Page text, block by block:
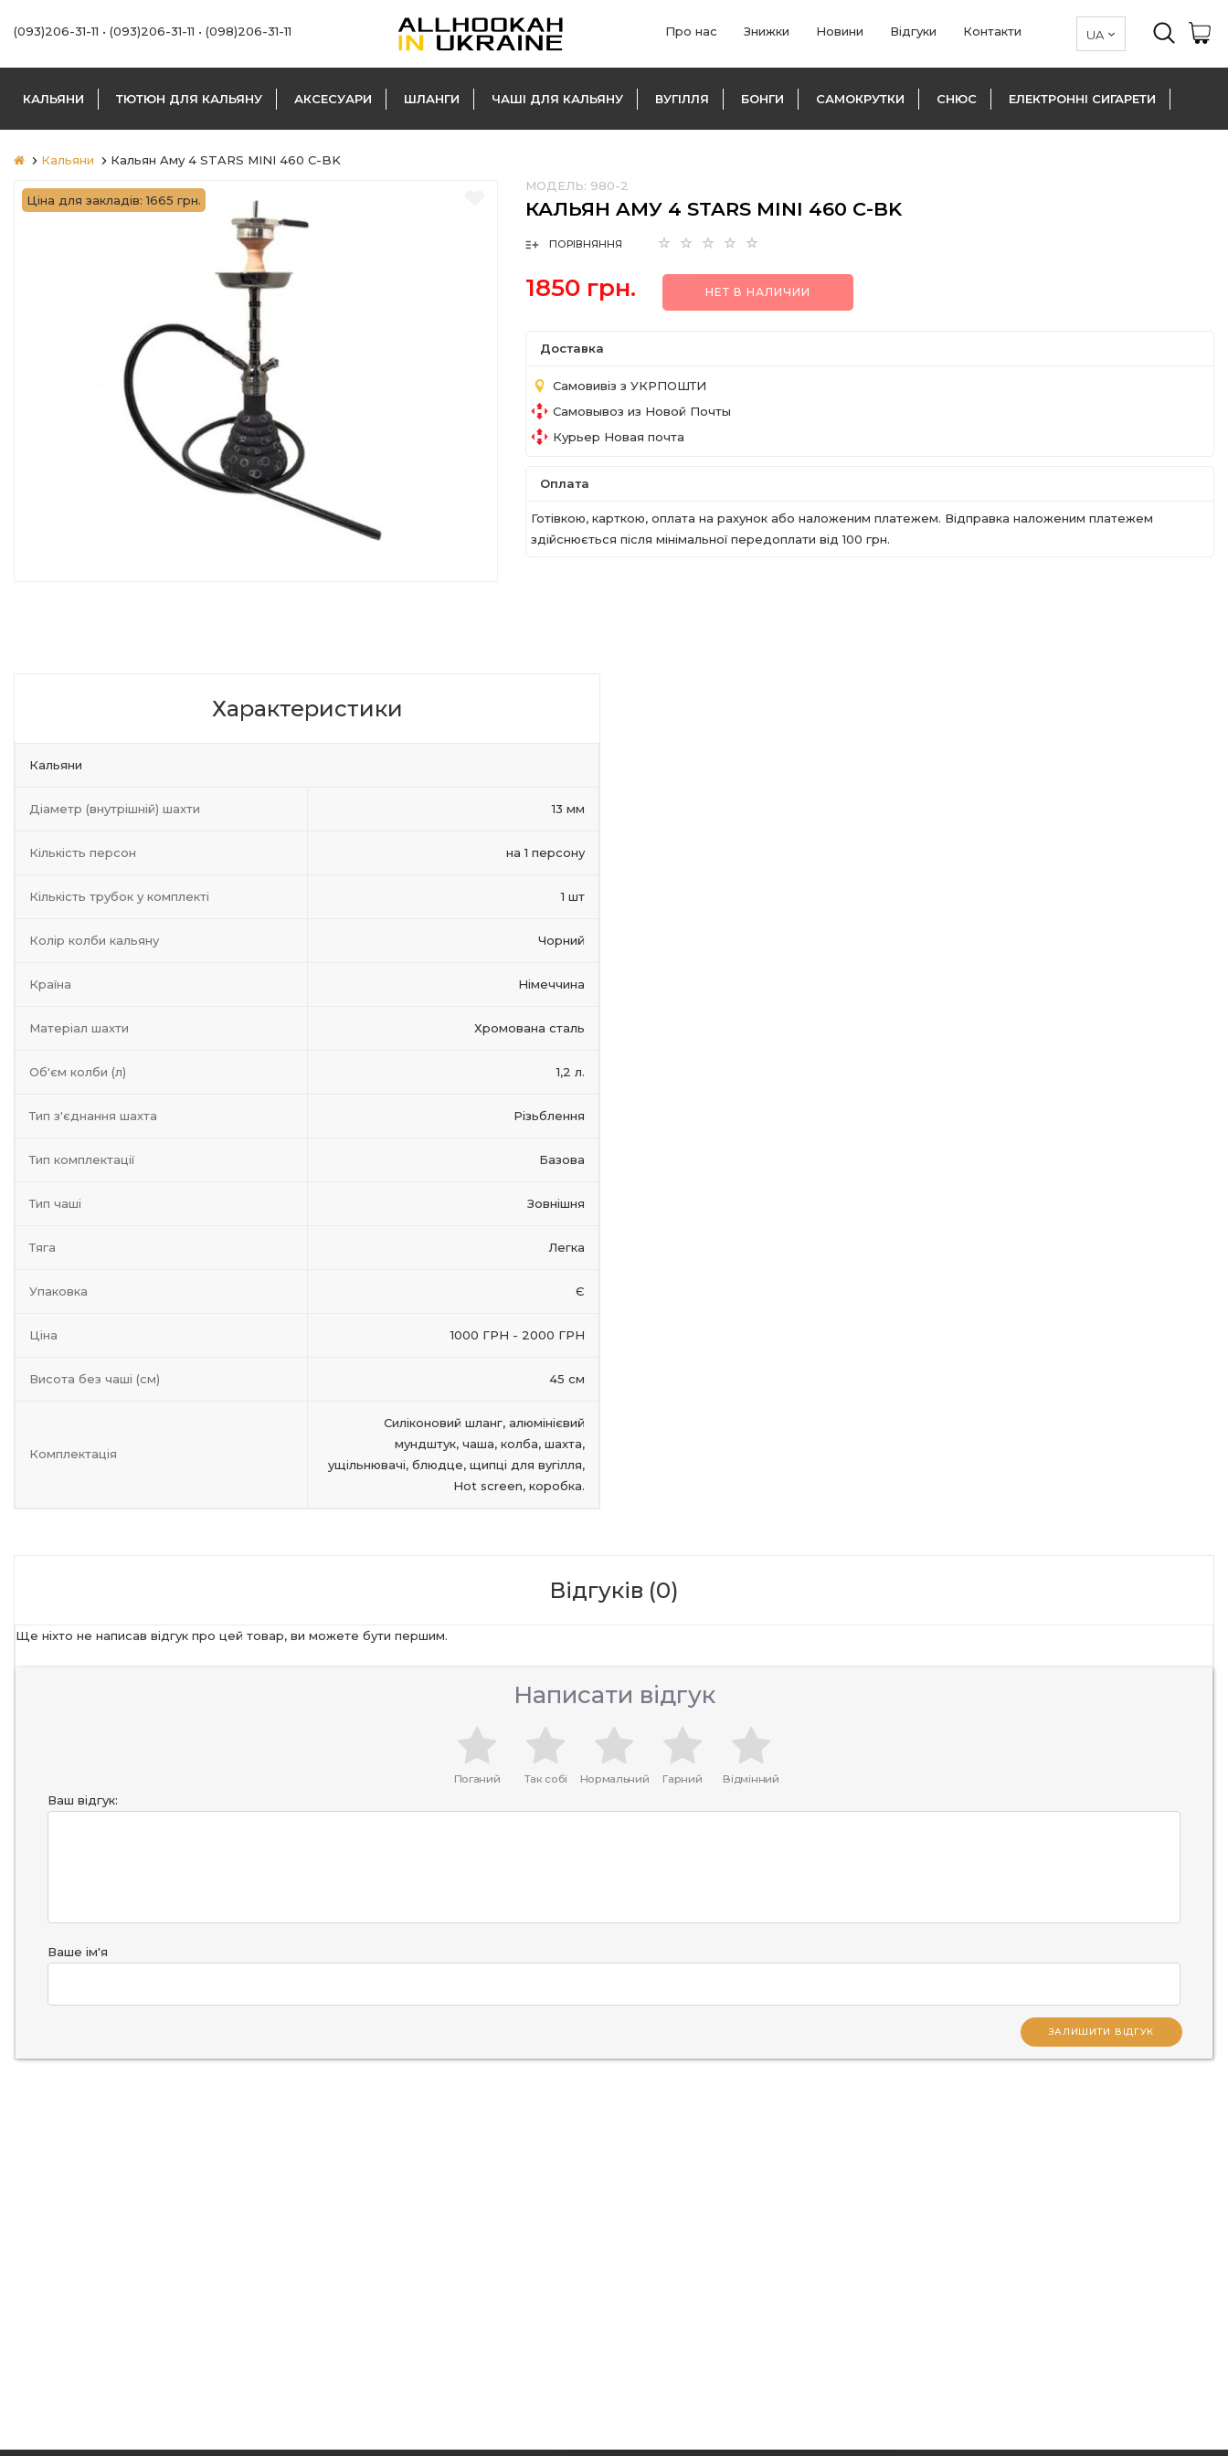
(093)206-31-11 • (093)206-31-11 • (098)206-31-11 Про нас Знижки Новини Відгуки Контакти
КАЛЬЯНИ ТЮТЮН ДЛЯ КАЛЬЯНУ АКСЕСУАРИ ШЛАНГИ ЧАШІ ДЛЯ КАЛЬЯНУ ВУГІЛЛЯ БОНГИ САМОКРУТКИ СНЮС ЕЛЕКТРОННІ СИГАРЕТИ
Кальяни Кальян Aму 4 STARS MINI 460 C-BK
Ціна для закладів: 1665 грн.
МОДЕЛЬ: 980-2
КАЛЬЯН AМУ 4 STARS MINI 460 C-BK
ПОРІВНЯННЯ
1850 грн. НЕТ В НАЛИЧИИ
Доставка
Самовивіз з УКРПОШТИ
Самовывоз из Новой Почты
Курьер Новая почта
Оплата
Готівкою, карткою, оплата на рахунок або наложеним платежем. Відправка наложеним платежем
здійснюється після мінімальної передоплати вiд 100 грн.
Характеристики
Кальяни
Діаметр (внутрішній) шахти 13 мм
Кількість персон на 1 персону
Кількість трубок у комплекті 1 шт
Колір колби кальяну Чорний
Країна Німеччина
Матеріал шахти Хромована сталь
Об'єм колби (л) 1,2 л.
Тип з'єднання шахта Різьблення
Тип комплектації Базова
Тип чаші Зовнішня
Тяга Легка
Упаковка Є
Ціна 1000 ГРН - 2000 ГРН
Висота без чаші (см) 45 см
Комплектація
Силіконовий шланг, алюмінієвий
мундштук, чаша, колба, шахта,
ущільнювачі, блюдце, щипці для вугілля,
Hot screen, коробка.
Відгуків (0)
Ще ніхто не написав відгук про цей товар, ви можете бути першим.
Написати відгук
Поганий Так собі Нормальний Гарний Відмінний
Ваш відгук:
Ваше ім'я
ЗАЛИШИТИ ВІДГУК